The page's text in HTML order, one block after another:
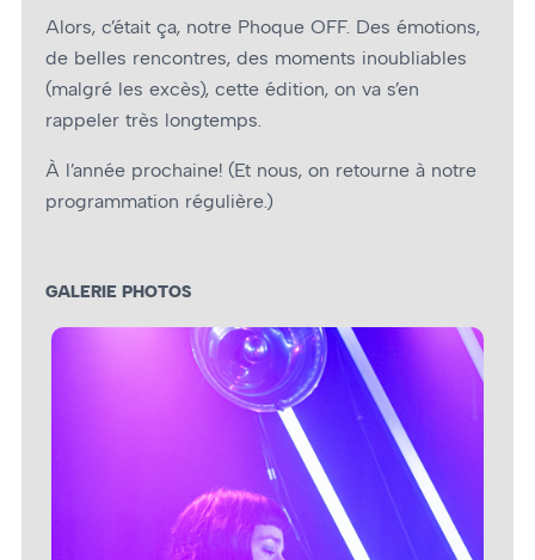
Alors, c’était ça, notre Phoque OFF. Des émotions,
de belles rencontres, des moments inoubliables
(malgré les excès), cette édition, on va s’en
rappeler très longtemps.
À l’année prochaine! (Et nous, on retourne à notre
programmation régulière.)
GALERIE PHOTOS